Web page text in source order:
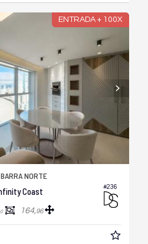
ENTRADA + 100X
#236
BARRA NORTE
Coast
164,96